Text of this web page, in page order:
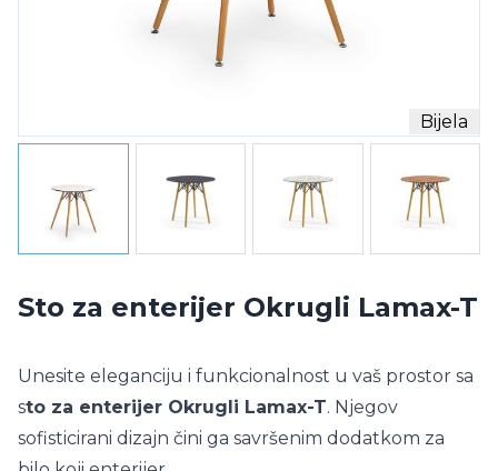
Bijela
Sto za enterijer Okrugli Lamax-T
Unesite eleganciju i funkcionalnost u vaš prostor sa
sto za enterijer Okrugli Lamax-T. Njegov
sofisticirani dizajn čini ga savršenim dodatkom za